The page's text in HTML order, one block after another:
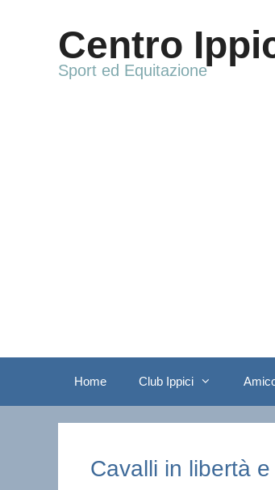
Centro
Sport ed Equitazione
Home Club Ippici
Cavalli in libertà